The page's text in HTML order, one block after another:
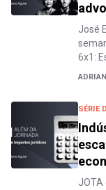
José
6x1:
SÉRIE
JOTA